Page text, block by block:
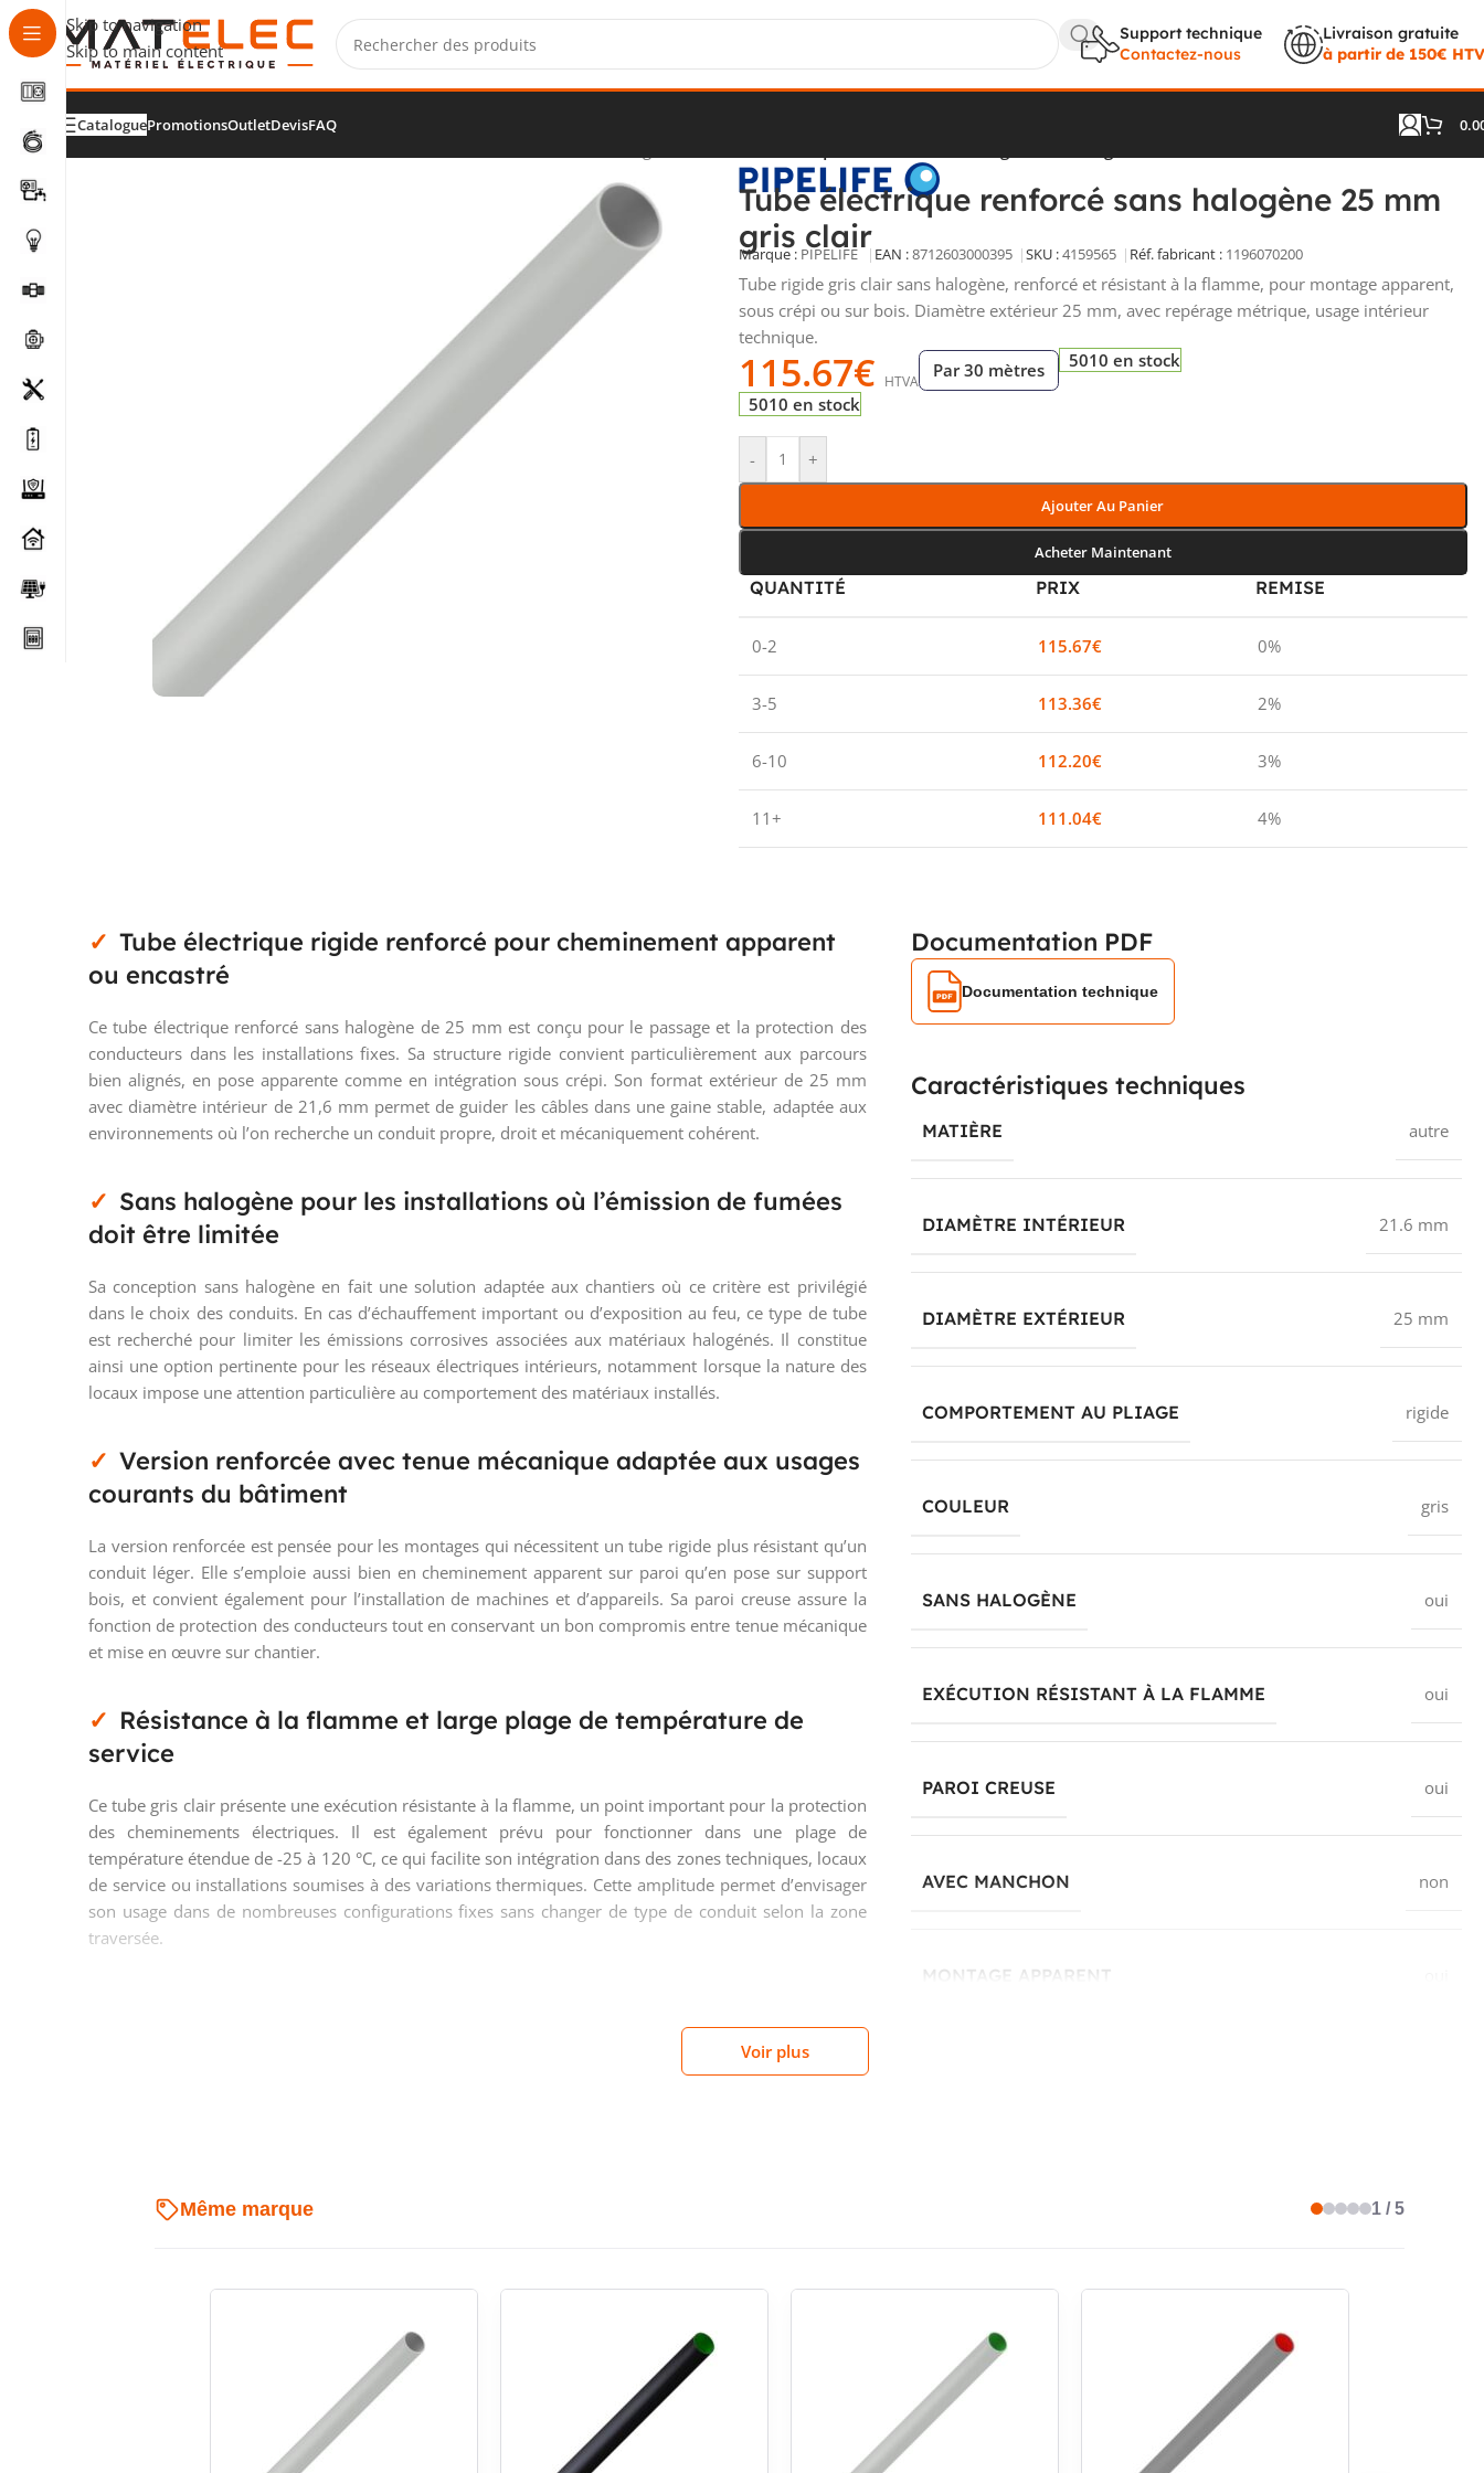
Skip to navigation
Skip to main content
Support technique
Contactez-nous
Livraison gratuite
à partir de 150€
CataloguePromotionsOutletDevisFAQ
Tube électrique renforcé sans halogène 25 mm
gris clair
Marque : PIPELIFE EAN :8712603000395 SKU :4159565 Réf. fabricant :1196070200
Tube rigide gris clair sans halogène, renforcé et résistant à la flamme, pour montage apparent,
sous crépi ou sur bois. Diamètre extérieur 25 mm, avec repérage métrique, usage intérieur
technique.
115.67€ HTVA
Par 30 mètres
5010 en stock
5010 en stock
- +
Ajouter Au Panier
Acheter Maintenant
QUANTITÉ PRIX REMISE
0-2 115.67€ 0%
3-5 113.36€ 2%
6-10 112.20€ 3%
11+ 111.04€ 4%
Tube électrique rigide renforcé pour cheminement apparent
ou encastré
Ce tube électrique renforcé sans halogène de 25 mm est conçu pour le passage et la protection des
conducteurs dans les installations fixes. Sa structure rigide convient particulièrement aux parcours
bien alignés, en pose apparente comme en intégration sous crépi. Son format extérieur de 25 mm
avec diamètre intérieur de 21,6 mm permet de guider les câbles dans une gaine stable, adaptée aux
environnements où l’on recherche un conduit propre, droit et mécaniquement cohérent.
Sans halogène pour les installations où l’émission de fumées
doit être limitée
Sa conception sans halogène en fait une solution adaptée aux chantiers où ce critère est privilégié
dans le choix des conduits. En cas d’échauffement important ou d’exposition au feu, ce type de tube
est recherché pour limiter les émissions corrosives associées aux matériaux halogénés. Il constitue
ainsi une option pertinente pour les réseaux électriques intérieurs, notamment lorsque la nature des
locaux impose une attention particulière au comportement des matériaux installés.
Version renforcée avec tenue mécanique adaptée aux usages
courants du bâtiment
La version renforcée est pensée pour les montages qui nécessitent un tube rigide plus résistant qu’un
conduit léger. Elle s’emploie aussi bien en cheminement apparent sur paroi qu’en pose sur support
bois, et convient également pour l’installation de machines et d’appareils. Sa paroi creuse assure la
fonction de protection des conducteurs tout en conservant un bon compromis entre tenue mécanique
et mise en œuvre sur chantier.
Résistance à la flamme et large plage de température de
service
Ce tube gris clair présente une exécution résistante à la flamme, un point important pour la protection
des cheminements électriques. Il est également prévu pour fonctionner dans une plage de
température étendue de -25 à 120 °C, ce qui facilite son intégration dans des zones techniques, locaux
de service ou installations soumises à des variations thermiques. Cette amplitude permet d’envisager
son usage dans de nombreuses configurations fixes sans changer de type de conduit selon la zone
traversée.
qui simplifie l’adaptation aux longueurs et aux changements de direction prévus sur le réseau.
résidentiels où l’on souhaite conserver un rendu discret et propre en pose apparente. Cette teinte
facilite aussi l’harmonisation avec de nombreux accessoires et équipements électriques. Le marquage
métrique présent sur le tube apporte un avantage pratique supplémentaire au moment de la coupe,
du calepinage et de la préparation des longueurs sur site.
Documentation PDF
Documentation technique
Caractéristiques techniques
MATIÈRE autre
DIAMÈTRE INTÉRIEUR 21.6 mm
DIAMÈTRE EXTÉRIEUR 25 mm
COMPORTEMENT AU PLIAGE rigide
COULEUR gris
SANS HALOGÈNE oui
EXÉCUTION RÉSISTANT À LA FLAMME oui
PAROI CREUSE oui
AVEC MANCHON non
MONTAGE APPARENT
MONTAGE SOUS CRÉPI
INSTALLATION DE MACHINE ET D'APPAREILS
Voir plus
Même marque 1 / 5